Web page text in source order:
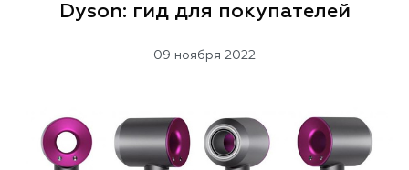
Dyson: гид для покупателей
09 ноября 2022